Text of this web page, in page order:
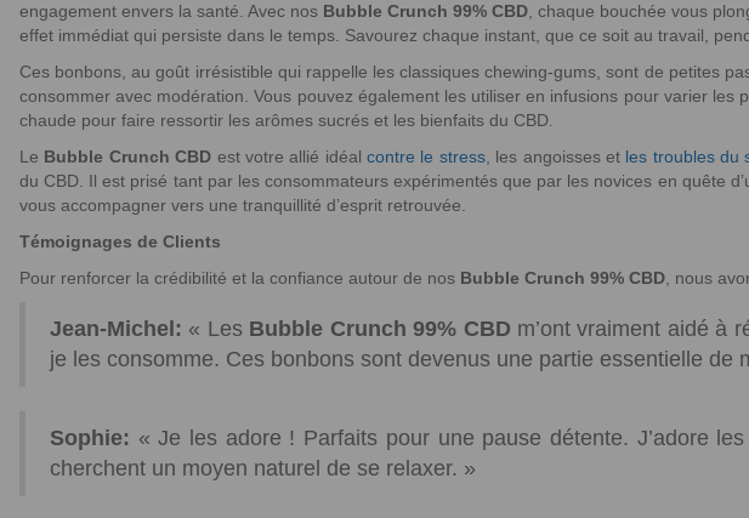
engagement envers la santé. Avec nos Bubble Crunch 99% CBD , chaque bouchée vous
effet immédiat qui persiste dans le temps. Savourez chaque instant, que ce soit au travail,
Ces bonbons, au goût irrésistible qui rappelle les classiques chewing-gums, sont de petites
consommer avec modération. Vous pouvez également les utiliser en infusions pour varier
chaude pour faire ressortir les arômes sucrés et les bienfaits du CBD.
Le Bubble Crunch CBD est votre allié idéal contre le stress, les angoisses etles troubles du
du CBD. Il est prisé tant par les consommateurs expérimentés que par les novices en quête
vous accompagner vers une tranquillité d’esprit retrouvée.
Témoignages de Clients
Pour renforcer la crédibilité et la confiance autour de nos Bubble Crunch 99% CBD , nous
Jean-Michel: « Les Bubble Crunch 99% CBD m’ont vraiment aidé à
je les consomme. Ces bonbons sont devenus une partie essentielle de
Sophie: « Je les adore ! Parfaits pour une pause détente. J’adore
cherchent un moyen naturel de se relaxer. »